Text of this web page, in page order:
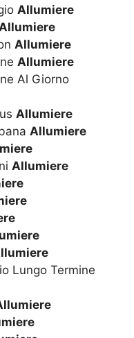
Allumiere
Allumiere
Allumiere
Allumiere
Al Giorno
Allumiere
Allumiere
Allumiere
Lungo Termine